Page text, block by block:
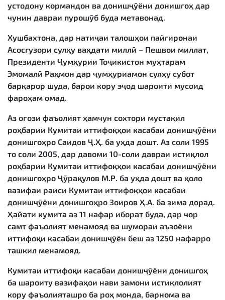
устодону кормандон ва донишҷӯёни донишгоҳ дар
чунин давраи пурошӯб буда метавонад.
Хушбахтона, дар натиҷаи талошҳои пайгиронаи
Асосгузори сулҳу ваҳдати миллӣ – Пешвои миллат,
Президенти Ҷумҳурии Тоҷикистон муҳтарам
Эмомалӣ Раҳмон дар ҷумҳуриамон сулҳу субот
барқарор шуда, барои кору эҷод шароити мусоид
фароҳам омад.
Аз оғози фаъолият ҳамчун сохтори мустақил
роҳбарии Кумитаи иттифоқҳои касабаи донишҷӯёни
донишгоҳро Саидов Ҷ.Ҳ. ба уҳда дошт. Аз соли 1995
то соли 2005, дар давоми 10-соли давраи истиқлол
роҳбарии Кумитаи иттифоқҳои касабаи донишҷӯёни
донишгоҳро Ҷӯрақулов М.Р. ба уҳда дошт ва ҳоло
вазифаи раиси Кумитаи иттифоқҳои касабаи
донишҷӯёни донишгоҳро Зоиров Ҳ.А. ба зима дорад.
Ҳайати кумита аз 11 нафар иборат буда, дар чор
самт фаъолият менамояд ва шумораи аъзоёни
иттифоқи касабаи донишҷӯён беш аз 1250 нафарро
ташкил менамояд.
Кумитаи иттифоқи касабаи донишҷӯёни донишгоҳ
ба шароиту вазифаҳои нави замони истиқлолият
кору фаъолияташро ба роҳ монда, барнома ва